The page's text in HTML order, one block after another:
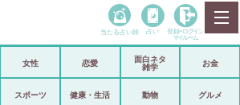
政治
当たる占い師 占い 登録• ログイン
マイルーム
女性 恋愛
面白ネタ
雑学
お金
スポーツ 健康・生活 動物 グルメ